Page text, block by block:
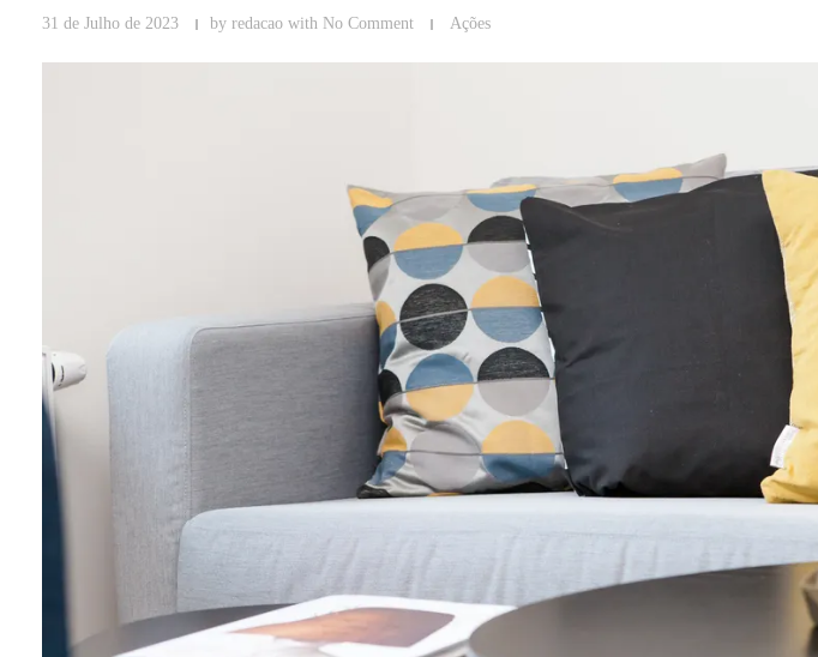
31 de Julho de 2023 by redacao with No Comment Ações